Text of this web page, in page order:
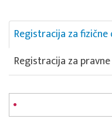
Registracija za fizične
Registracija za